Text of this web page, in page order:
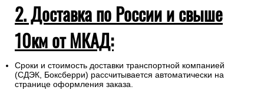
2. Доставка по России и свыше
10км от МКАД:
Сроки и стоимость доставки транспортной компанией
(СДЭК, Боксберри) рассчитывается автоматически на
странице оформления заказа.